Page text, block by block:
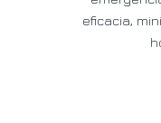
eficacia,